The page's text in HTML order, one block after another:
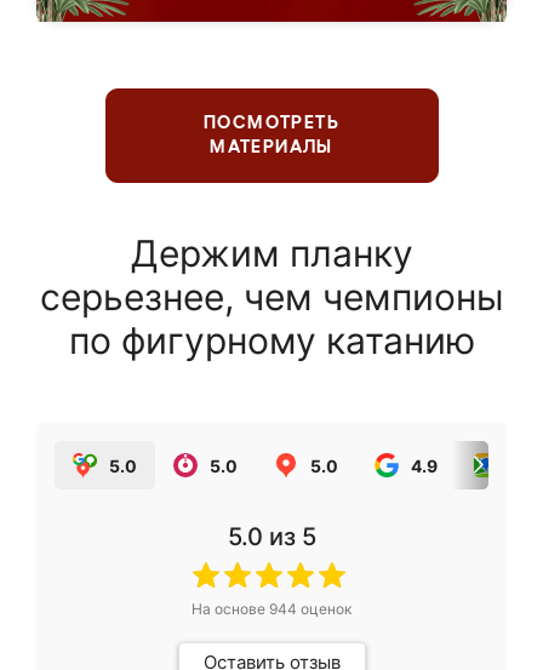
ПОСМОТРЕТЬ
МАТЕРИАЛЫ
Держим планку
серьезнее, чем чемпионы
по фигурному катанию
5.0 5.0 5.0 4.9
5.0 из 5
На основе 944 оценок
Оставить отзыв